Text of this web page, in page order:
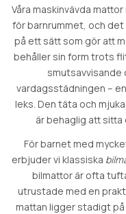
Våra maskinvävda mattor i
för barnrummet, och
på ett sätt som gör att
behåller sin form trots
smutsavvisande
vardagsstädningen –
leks. Den täta och
är behaglig att sitta
För barnet med
erbjuder vi klassiska
bilmattor är ofta
utrustade med en
mattan ligger stadigt